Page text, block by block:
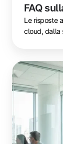
FAQ
Le risposte
cloud, dalla
Guida
alla
migrazione
la
stampa
cloud